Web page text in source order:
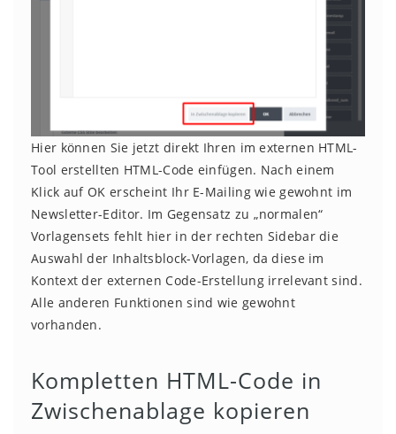
Hier können Sie jetzt direkt Ihren im externen HTML-
Tool erstellten HTML-Code einfügen. Nach einem
Klick auf OK erscheint Ihr E-Mailing wie gewohnt im
Newsletter-Editor. Im Gegensatz zu „normalen“
Vorlagensets fehlt hier in der rechten Sidebar die
Auswahl der Inhaltsblock-Vorlagen, da diese im
Kontext der externen Code-Erstellung irrelevant sind.
Alle anderen Funktionen sind wie gewohnt
vorhanden.
Kompletten HTML-Code in
Zwischenablage kopieren